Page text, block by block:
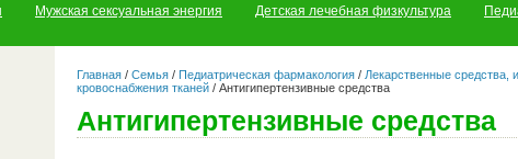
Мужская сексуальная энергия Детская лечебная физкультура
Главная / Семья / Педиатрическая фармакология / Лекарственные средства,
кровоснабжения тканей / Антигипертензивные средства
Антигипертензивные средства